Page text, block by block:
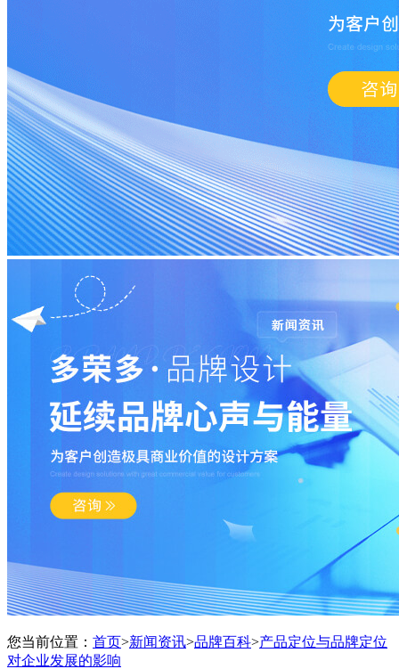
您当前位置： 首页>新闻资讯>品牌百科>产品定位与品牌定位
对企业发展的影响